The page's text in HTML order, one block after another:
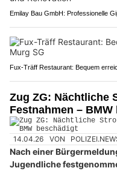
Emilay Bau GmbH: Professionelle
Fux-Träff Restaurant: Bequem
Zug ZG: Nächtliche
Festnahmen –
14.04.26 VON
Nach einer
Jugendliche